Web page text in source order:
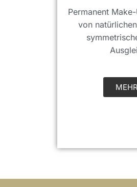
Permanent
von